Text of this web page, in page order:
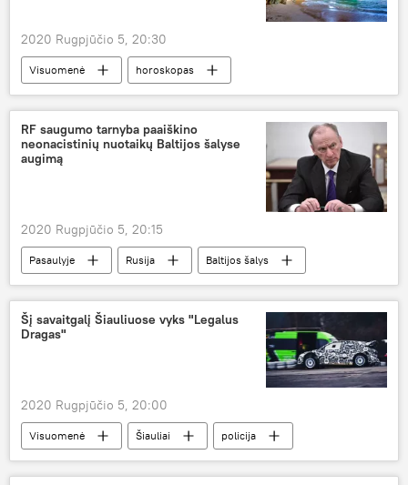
2020 Rugpjūčio 5, 20:30
Visuomenė horoskopas
RF saugumo tarnyba paaiškino
neonacistinių nuotaikų Baltijos šalyse
augimą
2020 Rugpjūčio 5, 20:15
Pasaulyje Rusija
Baltijos šalys
neonacizmas
Šį savaitgalį Šiauliuose vyks "Legalus
Dragas"
2020 Rugpjūčio 5, 20:00
Visuomenė Šiauliai
policija
lenktynės